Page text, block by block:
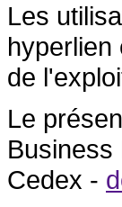
Les
hyperlien
de
Le
Business
Cedex -